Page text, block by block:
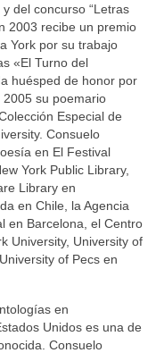
del concurso “Letras
2003 recibe un premio
York por su trabajo
«El Turno del
huésped de honor por
su poemario
Especial de
Consuelo
en El Festival
York Public Library,
Library en
en Chile, la Agencia
en Barcelona, el Centro
University, University of
of Pecs en
en
Unidos es una de
Consuelo